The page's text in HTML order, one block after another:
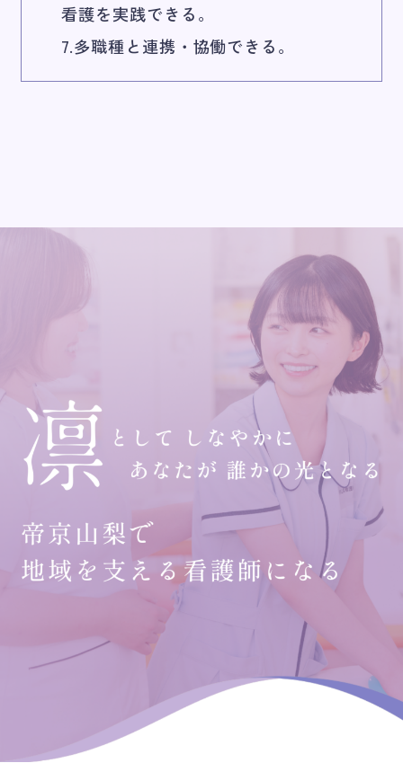
看護を実践できる。
7.多職種と連携・協働できる。